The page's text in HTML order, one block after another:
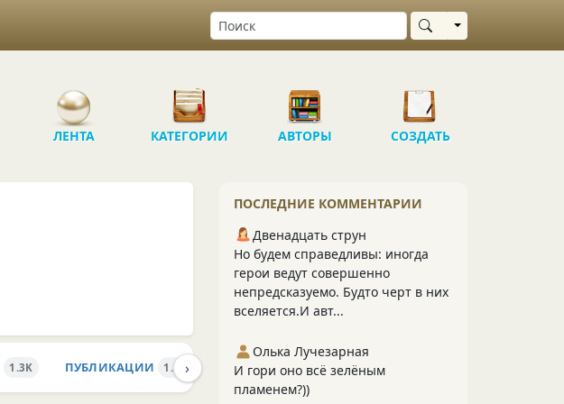
Выбрать область
ЛЕНТА КАТЕГОРИИ АВТОРЫ СОЗДАТЬ
1.3K ПУБЛИКАЦИИ 1.4K ПОДПИСЧИКИ 28 ПОДПИСКИ
›
ПОСЛЕДНИЕ КОММЕНТАРИИ
Двенадцать струн
Но будем справедливы: иногда
герои ведут совершенно
непредсказуемо. Будто черт в них
вселяется.И авт...
Олька Лучезарная
И гори оно всё зелёным
пламенем?))